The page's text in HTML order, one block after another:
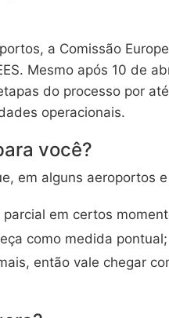
a Comissão
Mesmo após 10 de
do processo por
operacionais.
você?
em alguns aeroportos
em certos
como medida pontual;
então vale chegar